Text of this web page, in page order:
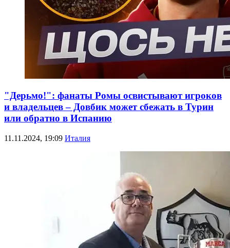
"Дерьмо!": фанаты Ромы освистывают игроков
и владельцев – Довбик может сбежать в Турин
или обратно в Испанию
11.11.2024, 19:09 Италия